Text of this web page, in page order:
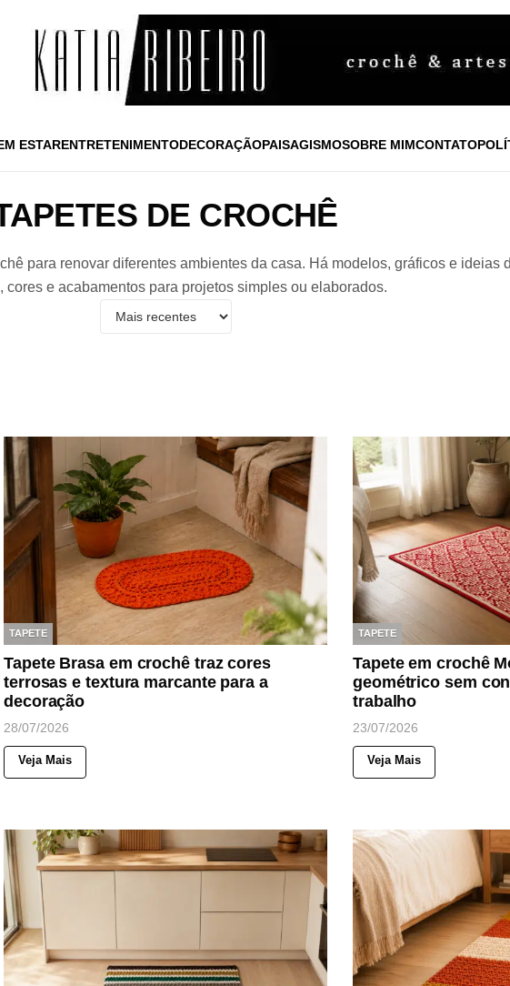
ESTARENTRETENIMENTODECORAÇÃOPAISAGISMOSOBRE MIMCONTATO
DE CROCHÊ
para renovar diferentes ambientes da casa. Há modelos, gráficos e ideias
cores e acabamentos para projetos simples ou elaborados.
TAPETE
Tapete Brasa em crochê traz cores
terrosas e textura marcante para a
decoração
28/07/2026
Veja Mais
TAPETE
Tapete em crochê
geométrico sem
trabalho
23/07/2026
Veja Mais